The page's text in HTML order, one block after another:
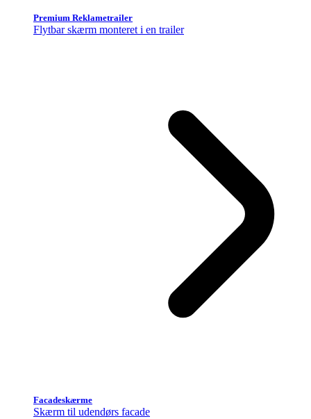
Premium Reklametrailer
Flytbar skærm monteret i en trailer
Facadeskærme
Skærm til udendørs facade